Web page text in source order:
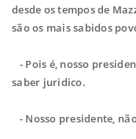
desde os tempos de
são os mais sabidos
- Pois é, nosso
saber juridico.
- Nosso presidente,